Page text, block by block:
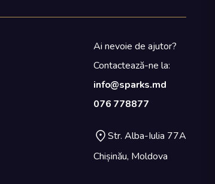
Ai nevoie de ajutor?
Contactează-ne la:
info@sparks.md
076 778877
Str. Alba-Iulia 77A
Chișinău, Moldova